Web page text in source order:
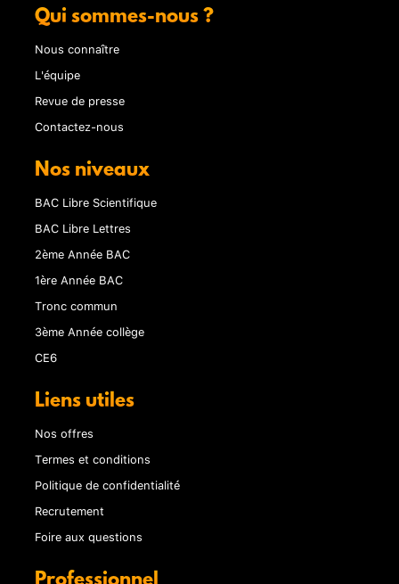
Qui sommes-nous ?
Nous connaître
L'équipe
Revue de presse
Contactez-nous
Nos niveaux
BAC Libre Scientifique
BAC Libre Lettres
2ème Année BAC
1ère Année BAC
Tronc commun
3ème Année collège
CE6
Liens utiles
Nos offres
Termes et conditions
Politique de confidentialité
Recrutement
Foire aux questions